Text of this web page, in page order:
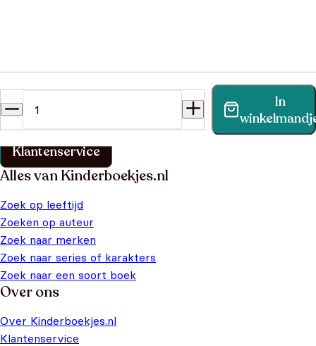
In
Vind binnen no-time antwoord op je vraag op onze
klantenservice pagina.
Klantenservice
Alles van Kinderboekjes.nl
Zoek op leeftijd
Zoeken op auteur
Zoek naar merken
Zoek naar series of karakters
Zoek naar een soort boek
Over ons
Over Kinderboekjes.nl
Klantenservice